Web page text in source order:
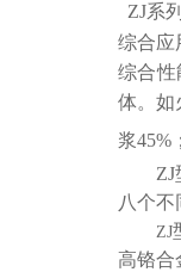
ZJ系
综合应
综合性
体。如
浆45%
ZJ
八个
ZJ
高铬合